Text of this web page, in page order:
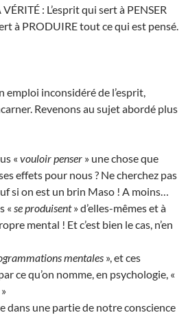
: L’esprit qui sert à PENSER
à PRODUIRE tout ce qui est pensé.
emploi inconsidéré de l’esprit,
Revenons au sujet abordé plus
« vouloir penser » une chose que
effets pour nous ? Ne cherchez pas
si on est un brin Maso ! A moins…
« se produisent» d’elles-mêmes et à
mental ! Et c’est bien le cas, n’en
mentales », et ces
ce qu’on nomme, en psychologie, «
dans une partie de notre conscience